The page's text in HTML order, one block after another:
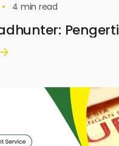
4 min read